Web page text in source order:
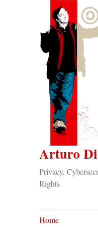
Arturo
Privacy,
Rights
Home